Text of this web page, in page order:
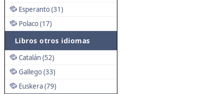
Esperanto (31)
Polaco (17)
Libros otros idiomas
Catalán (52)
Gallego (33)
Euskera (79)